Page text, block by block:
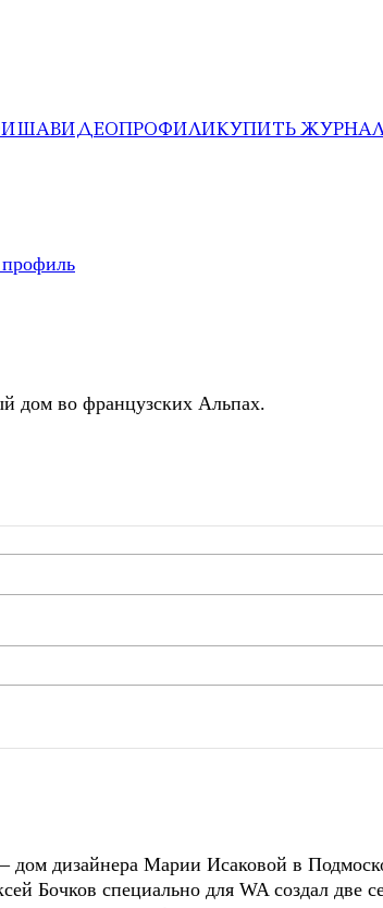
ВИДЕОПРОФИЛИКУПИТЬ
дом во французских Альпах.
дизайнера Марии Исаковой в
Бочков специально для WA создал две